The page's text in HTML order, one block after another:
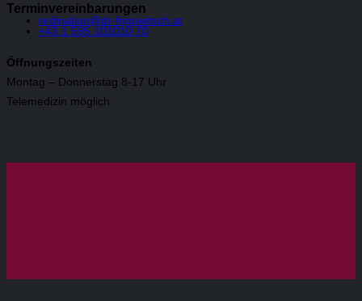
Terminvereinbarungen
ordination@dr-frigowitsch.at
+43 1 595 101010 70
Öffnungszeiten
Montag – Donnerstag 8-17 Uhr
Telemedizin möglich